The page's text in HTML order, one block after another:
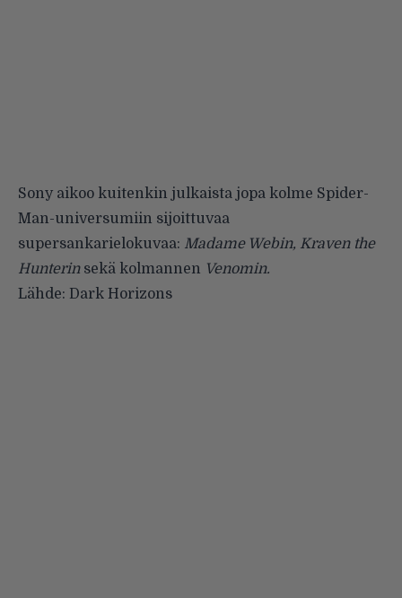
Sony aikoo kuitenkin julkaista jopa kolme Spider-
Man-universumiin sijoittuvaa
supersankarielokuvaa: Madame Webin, Kraven the
Hunterinsekä kolmannen Venomin.
Lähde: Dark Horizons